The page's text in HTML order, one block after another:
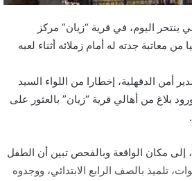
ينتحر اليوم، في قرية “زيان” مركز
من معاتبة جدته له أمام زملائه أثناء لعبه
أمن الدقهلية، إخطارا من اللواء السيد
بلاغ من أهالي قرية “زيان” بالعثور على
إلى مكان الواقعة وبالفحص تبين أن الطفل
“محمد أ. ع.، 10 سنوات، تلميذ بالصف الرابع الابتدائي، ووجدوه